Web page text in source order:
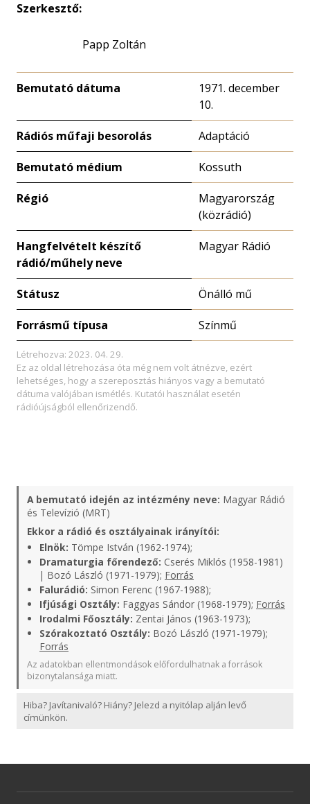
Szerkesztő:
Papp Zoltán
Bemutató dátuma
1971. december
10.
Rádiós műfaji besorolás Adaptáció
Bemutató médium Kossuth
Régió
Magyarország
(közrádió)
Hangfelvételt készítő
rádió/műhely neve
Magyar Rádió
Státusz Önálló mű
Forrásmű típusa Színmű
Létrehozva: 2023. 04. 29.
Ez az oldal létrehozása óta még nem volt átnézve, ezért
lehetséges, hogy a szereposztás hiányos vagy a bemutató
dátuma valójában ismétlés. Kutatói használat esetén
rádióújságból ellenőrizendő.
A bemutató idején az intézmény neve: Magyar Rádió
és Televízió (MRT)
Ekkor a rádió és osztályainak irányítói:
Elnök: Tömpe István (1962-1974);
Dramaturgia főrendező: Cserés Miklós (1958-1981)
| Bozó László (1971-1979); Forrás
Falurádió: Simon Ferenc (1967-1988);
Ifjúsági Osztály: Faggyas Sándor (1968-1979); Forrás
Irodalmi Főosztály: Zentai János (1963-1973);
Szórakoztató Osztály: Bozó László (1971-1979);
Forrás
Az adatokban ellentmondások előfordulhatnak a források
bizonytalansága miatt.
Hiba? Javítanivaló? Hiány? Jelezd a nyitólap alján levő
címünkön.